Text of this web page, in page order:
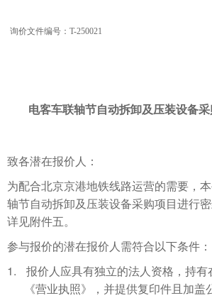
询价文件编号： T-250021
电客车联轴节自动拆卸及压装设备
致各潜在报价 人：
为配合北京京港地铁线路运营的需要，
轴节自动拆卸及压装设备采购项目进行
详见附件五。
参与报价的潜在报价人需符合以下条件：
1.
报价人应具有独立的法人资格，持有
《营业执照》，并提供复印件且加盖